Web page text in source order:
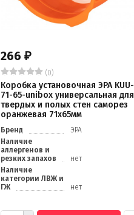
266 ₽
(0)
Коробка установочная ЭРА KUU-
71-65-unibox универсальная для
твердых и полых стен саморез
оранжевая 71х65мм
Бренд
ЭРА
Наличие
аллергенов и
резких запахов
нет
Наличие
категории ЛВЖ и
ГЖ
нет